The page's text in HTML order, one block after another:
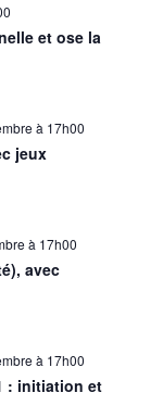
et ose la
à 17h00
jeux
à 17h00
avec
à 17h00
: initiation et